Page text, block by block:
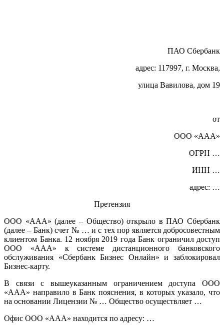
ПАО Сбербанк
адрес: 117997, г. Москва,
улица Вавилова, дом 19
от
ООО «ААА»
ОГРН …
ИНН …
адрес: …
Претензия
ООО «ААА» (далее – Общество) открыло в ПАО Сбербанк
(далее – Банк) счет № … и с тех пор является добросовестным
клиентом Банка. 12 ноября 2019 года Банк ограничил доступ
ООО «ААА» к системе дистанционного банковского
обслуживания «Сбербанк Бизнес Онлайн» и заблокировал
Бизнес-карту.
В связи с вышеуказанным ограничением доступа ООО
«ААА» направило в Банк пояснения, в которых указало, что
на основании Лицензии № … Общество осуществляет …
Офис ООО «ААА» находится по адресу: …